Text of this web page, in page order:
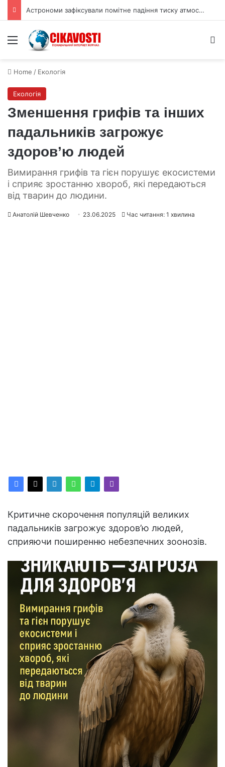
Звичайне сонячне світло створює квантову заплутаність фотонів
Menu
Home / Екологія
Екологія
Зменшення грифів та інших
падальників загрожує
здоров’ю людей
Вимирання грифів та гієн порушує екосистеми
і сприяє зростанню хвороб, які передаються
від тварин до людини.
Анатолій Шевченко 23.06.2025 Час читання: 1 хвилина
Критичне скорочення популяцій великих
падальників загрожує здоров’ю людей,
сприяючи поширенню небезпечних зоонозів.